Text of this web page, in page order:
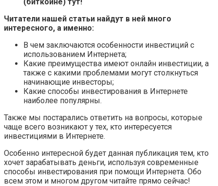
Читатели нашей статьи найдут в ней много
интересного, а именно:
В чем заключаются особенности инвестиций с
использованием Интернета;
Какие преимущества имеют онлайн инвестиции, а
также с какими проблемами могут столкнуться
начинающие инвесторы;
Какие способы инвестирования в Интернете
наиболее популярны.
Также мы постарались ответить на вопросы, которые
чаще всего возникают у тех, кто интересуется
инвестициями в Интернете.
Особенно интересной будет данная публикация тем, кто
хочет зарабатывать деньги, используя современные
способы инвестирования при помощи Интернета. Обо
всем этом и многом другом читайте прямо сейчас!